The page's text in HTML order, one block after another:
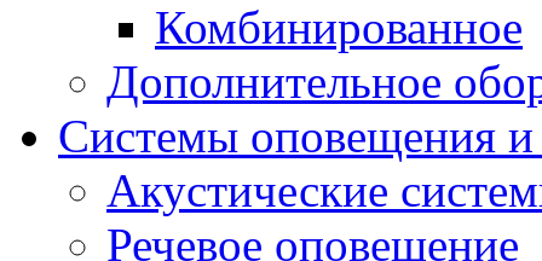
Комбинированное
Дополнительное
Системы оповещения и
Акустические
Речевое оповещение